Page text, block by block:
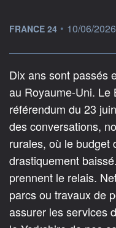
information fournie par
FRANCE 24 • 10/06/
Dix ans sont passés
au Royaume-Uni. Le
référendum du 23
des conversations,
rurales, où le budget
drastiquement
prennent le relais.
parcs ou travaux de
assurer les services